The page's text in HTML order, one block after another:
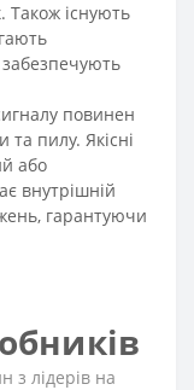
Також існують
повинен
та пилу. Якісні
або
внутрішній
гарантуючи
з лідерів на